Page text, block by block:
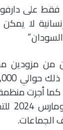
فقط على
لا يمكن
أكثر من 1,900 سجل
أجرت
مع 17
الجماعات.